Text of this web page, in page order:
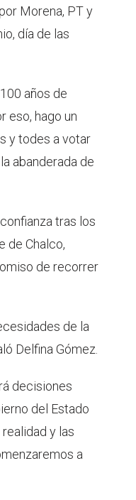
Morena, PT y
día de las
años de
eso, hago un
y todes a votar
abanderada de
tras los
de Chalco,
de recorrer
de la
Delfina Gómez.
decisiones
del Estado
y las
a